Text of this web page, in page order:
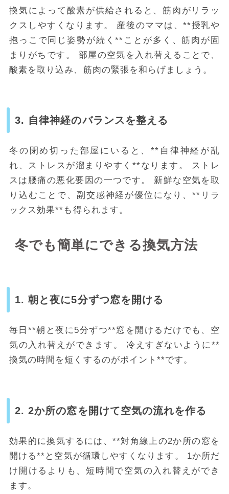
換気によって酸素が供給されると、筋肉がリラッ
クスしやすくなります。
産後のママは、**授乳や
抱っこで同じ姿勢が続く**ことが多く、筋肉が固
まりがちです。
部屋の空気を入れ替えることで、
酸素を取り込み、筋肉の緊張を和らげましょう。
3. 自律神経のバランスを整える
冬の閉め切った部屋にいると、**自律神経が乱
れ、ストレスが溜まりやすく**なります。
ストレ
スは腰痛の悪化要因の一つです。
新鮮な空気を取
り込むことで、副交感神経が優位になり、**リラ
ックス効果**も得られます。
冬でも簡単にできる換気方法
1. 朝と夜に5分ずつ窓を開ける
毎日**朝と夜に5分ずつ**窓を開けるだけでも、空
気の入れ替えができます。
冷えすぎないように**
換気の時間を短くするのがポイント**です。
2. 2か所の窓を開けて空気の流れを作る
効果的に換気するには、**対角線上の2か所の窓を
開ける**と空気が循環しやすくなります。
1か所だ
け開けるよりも、短時間で空気の入れ替えができ
ます。